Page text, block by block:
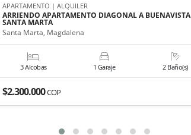
APARTAMENTO | ALQUILER
ARRIENDO APARTAMENTO DIAGONAL A BUENAVISTA
SANTA MARTA
Santa Marta, Magdalena
3 Alcobas 1 Garaje 2 Baño(s)
$2.300.000COP